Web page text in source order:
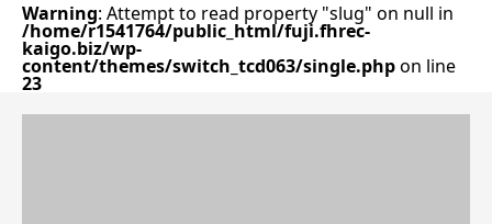
Warning: Attempt to read property "slug" on null in
/home/r1541764/public_html/fuji.fhrec-
kaigo.biz/wp-
content/themes/switch_tcd063/single.phpon line
23